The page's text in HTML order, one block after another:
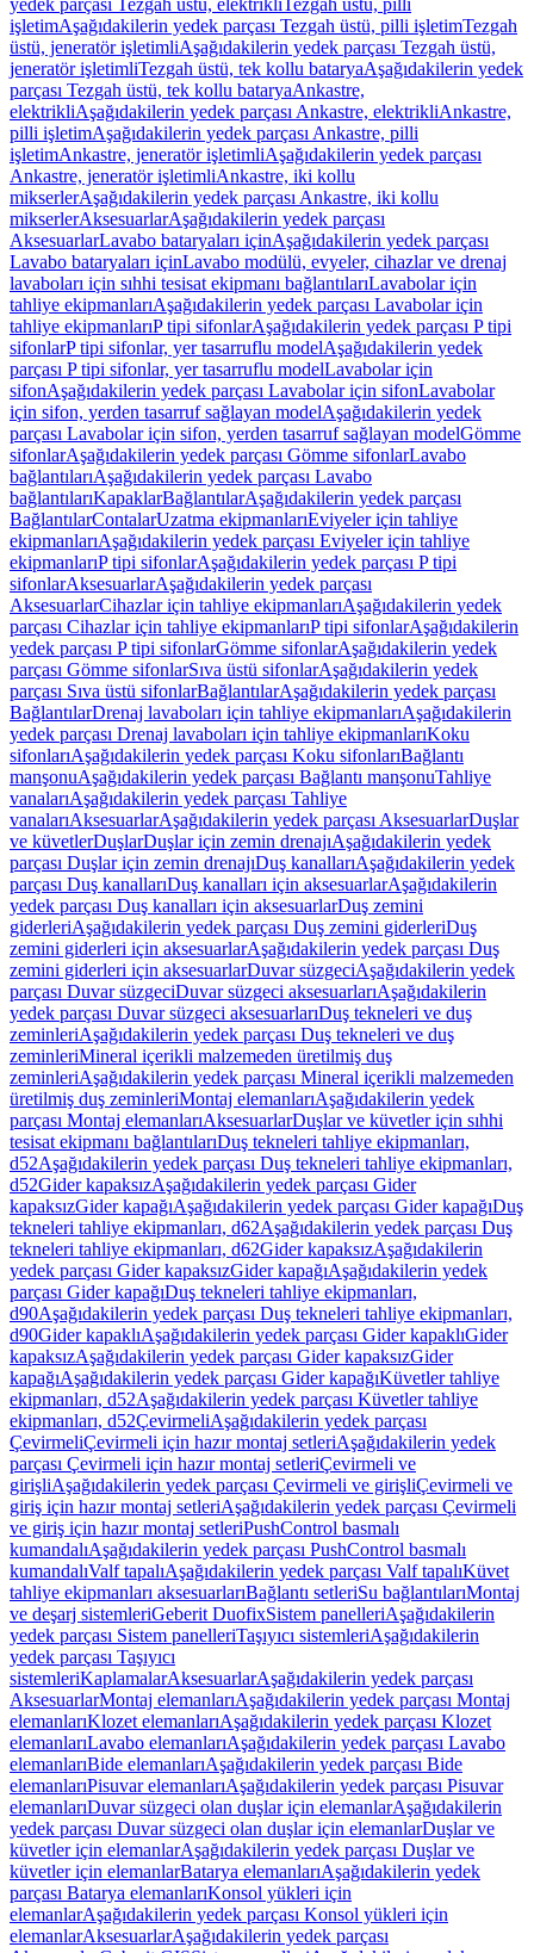
yedek parçası Tezgah üstü, elektrikli Tezgah üstü, pilli
işletimAşağıdakilerin yedek parçası Tezgah üstü, pilli işletimTezgah
üstü, jeneratör işletimliAşağıdakilerin yedek parçası Tezgah üstü,
jeneratör işletimliTezgah üstü, tek kollu bataryaAşağıdakilerin yedek
parçası Tezgah üstü, tek kollu bataryaAnkastre,
elektrikliAşağıdakilerin yedek parçası Ankastre, elektrikliAnkastre,
pilli işletimAşağıdakilerin yedek parçası Ankastre, pilli
işletimAnkastre, jeneratör işletimliAşağıdakilerin yedek parçası
Ankastre, jeneratör işletimliAnkastre, iki kollu
mikserlerAşağıdakilerin yedek parçası Ankastre, iki kollu
mikserlerAksesuarlarAşağıdakilerin yedek parçası
AksesuarlarLavabo bataryaları içinAşağıdakilerin yedek parçası
Lavabo bataryaları içinLavabo modülü, evyeler, cihazlar ve drenaj
lavaboları için sıhhi tesisat ekipmanı bağlantılarıLavabolar için
tahliye ekipmanlarıAşağıdakilerin yedek parçası Lavabolar için
tahliye ekipmanlarıP tipi sifonlarAşağıdakilerin yedek parçası P tipi
sifonlarP tipi sifonlar, yer tasarruflu modelAşağıdakilerin yedek
parçası P tipi sifonlar, yer tasarruflu modelLavabolar için
sifonAşağıdakilerin yedek parçası Lavabolar için sifonLavabolar
için sifon, yerden tasarruf sağlayan modelAşağıdakilerin yedek
parçası Lavabolar için sifon, yerden tasarruf sağlayan modelGömme
sifonlarAşağıdakilerin yedek parçası Gömme sifonlarLavabo
bağlantılarıAşağıdakilerin yedek parçası Lavabo
bağlantılarıKapaklarBağlantılarAşağıdakilerin yedek parçası
BağlantılarContalarUzatma ekipmanlarıEviyeler için tahliye
ekipmanlarıAşağıdakilerin yedek parçası Eviyeler için tahliye
ekipmanlarıP tipi sifonlarAşağıdakilerin yedek parçası P tipi
sifonlarAksesuarlarAşağıdakilerin yedek parçası
AksesuarlarCihazlar için tahliye ekipmanlarıAşağıdakilerin yedek
parçası Cihazlar için tahliye ekipmanlarıP tipi sifonlarAşağıdakilerin
yedek parçası P tipi sifonlarGömme sifonlarAşağıdakilerin yedek
parçası Gömme sifonlarSıva üstü sifonlarAşağıdakilerin yedek
parçası Sıva üstü sifonlarBağlantılarAşağıdakilerin yedek parçası
BağlantılarDrenaj lavaboları için tahliye ekipmanlarıAşağıdakilerin
yedek parçası Drenaj lavaboları için tahliye ekipmanlarıKoku
sifonlarıAşağıdakilerin yedek parçası Koku sifonlarıBağlantı
manşonuAşağıdakilerin yedek parçası Bağlantı manşonuTahliye
vanalarıAşağıdakilerin yedek parçası Tahliye
vanalarıAksesuarlarAşağıdakilerin yedek parçası AksesuarlarDuşlar
ve küvetlerDuşlarDuşlar için zemin drenajıAşağıdakilerin yedek
parçası Duşlar için zemin drenajıDuş kanallarıAşağıdakilerin yedek
parçası Duş kanallarıDuş kanalları için aksesuarlarAşağıdakilerin
yedek parçası Duş kanalları için aksesuarlarDuş zemini
giderleriAşağıdakilerin yedek parçası Duş zemini giderleriDuş
zemini giderleri için aksesuarlarAşağıdakilerin yedek parçası Duş
zemini giderleri için aksesuarlarDuvar süzgeciAşağıdakilerin yedek
parçası Duvar süzgeciDuvar süzgeci aksesuarlarıAşağıdakilerin
yedek parçası Duvar süzgeci aksesuarlarıDuş tekneleri ve duş
zeminleriAşağıdakilerin yedek parçası Duş tekneleri ve duş
zeminleriMineral içerikli malzemeden üretilmiş duş
zeminleriAşağıdakilerin yedek parçası Mineral içerikli malzemeden
üretilmiş duş zeminleriMontaj elemanlarıAşağıdakilerin yedek
parçası Montaj elemanlarıAksesuarlarDuşlar ve küvetler için sıhhi
tesisat ekipmanı bağlantılarıDuş tekneleri tahliye ekipmanları,
d52Aşağıdakilerin yedek parçası Duş tekneleri tahliye ekipmanları,
d52Gider kapaksızAşağıdakilerin yedek parçası Gider
kapaksızGider kapağıAşağıdakilerin yedek parçası Gider kapağıDuş
tekneleri tahliye ekipmanları, d62Aşağıdakilerin yedek parçası Duş
tekneleri tahliye ekipmanları, d62Gider kapaksızAşağıdakilerin
yedek parçası Gider kapaksızGider kapağıAşağıdakilerin yedek
parçası Gider kapağıDuş tekneleri tahliye ekipmanları,
d90Aşağıdakilerin yedek parçası Duş tekneleri tahliye ekipmanları,
d90Gider kapaklıAşağıdakilerin yedek parçası Gider kapaklıGider
kapaksızAşağıdakilerin yedek parçası Gider kapaksızGider
kapağıAşağıdakilerin yedek parçası Gider kapağıKüvetler tahliye
ekipmanları, d52Aşağıdakilerin yedek parçası Küvetler tahliye
ekipmanları, d52ÇevirmeliAşağıdakilerin yedek parçası
ÇevirmeliÇevirmeli için hazır montaj setleriAşağıdakilerin yedek
parçası Çevirmeli için hazır montaj setleriÇevirmeli ve
girişliAşağıdakilerin yedek parçası Çevirmeli ve girişliÇevirmeli ve
giriş için hazır montaj setleriAşağıdakilerin yedek parçası Çevirmeli
ve giriş için hazır montaj setleriPushControl basmalı
kumandalıAşağıdakilerin yedek parçası PushControl basmalı
kumandalıValf tapalıAşağıdakilerin yedek parçası Valf tapalıKüvet
tahliye ekipmanları aksesuarlarıBağlantı setleriSu bağlantılarıMontaj
ve deşarj sistemleriGeberit DuofixSistem panelleriAşağıdakilerin
yedek parçası Sistem panelleriTaşıyıcı sistemleriAşağıdakilerin
yedek parçası Taşıyıcı
sistemleriKaplamalarAksesuarlarAşağıdakilerin yedek parçası
AksesuarlarMontaj elemanlarıAşağıdakilerin yedek parçası Montaj
elemanlarıKlozet elemanlarıAşağıdakilerin yedek parçası Klozet
elemanlarıLavabo elemanlarıAşağıdakilerin yedek parçası Lavabo
elemanlarıBide elemanlarıAşağıdakilerin yedek parçası Bide
elemanlarıPisuvar elemanlarıAşağıdakilerin yedek parçası Pisuvar
elemanlarıDuvar süzgeci olan duşlar için elemanlarAşağıdakilerin
yedek parçası Duvar süzgeci olan duşlar için elemanlarDuşlar ve
küvetler için elemanlarAşağıdakilerin yedek parçası Duşlar ve
küvetler için elemanlarBatarya elemanlarıAşağıdakilerin yedek
parçası Batarya elemanlarıKonsol yükleri için
elemanlarAşağıdakilerin yedek parçası Konsol yükleri için
elemanlarAksesuarlarAşağıdakilerin yedek parçası